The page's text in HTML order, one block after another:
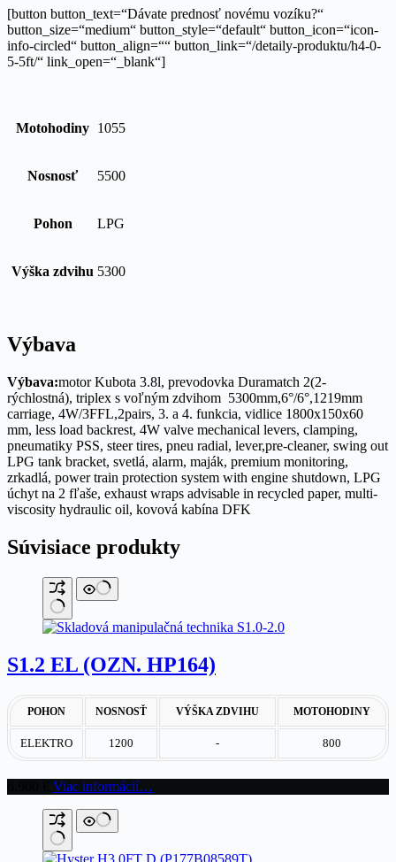
[button button_text=“Dávate prednosť novému vozíku?“
button_size=“medium“ button_style=“default“ button_icon=“icon-
info-circled“ button_align=““ button_link=“/detaily-produktu/h4-0-
5-5ft/“ link_open=“_blank“]
Motohodiny 1055
Nosnosť 5500
Pohon LPG
Výška zdvihu 5300
Výbava
Výbava:motor Kubota 3.8l, prevodovka Duramatch 2(2-
rýchlostná), triplex s voľným zdvihom 5300mm,6°/6°,1219mm
carriage, 4W/3FFL,2pairs, 3. a 4. funkcia, vidlice 1800x150x60
mm, less load backrest, 4W valve mechanical levers, clamping,
pneumatiky PSS, steer tires, pneu radial, lever,pre-cleaner, swing out
LPG tank bracket, svetlá, alarm, maják, premium monitoring,
zrkadlá, power train protection system with engine shutdown, LPG
úchyt na 2 fľaše, exhaust wraps advisable in recycled paper, multi-
viscosity hydraulic oil, kovová kabína DFK
Súvisiace produkty
S1.2 EL (OZN. HP164)
POHON NOSNOSŤ VÝŠKA ZDVIHU MOTOHODINY
ELEKTRO 1200 - 800
Viac informácií…